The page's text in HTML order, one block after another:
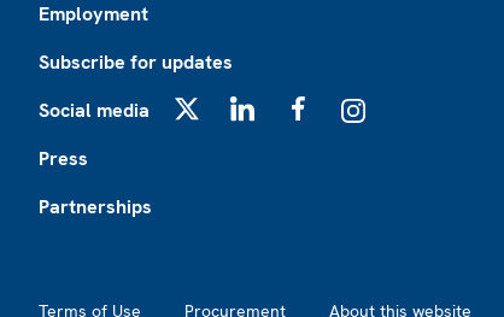
Employment
Subscribe for updates
Social media
Press
Partnerships
Terms of Use Procurement About this website